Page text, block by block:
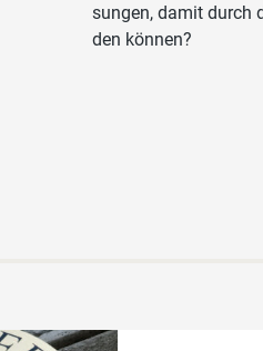
sungen, damit durch
den können?